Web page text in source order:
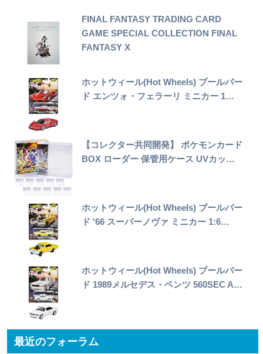
FINAL FANTASY TRADING CARD
GAME SPECIAL COLLECTION FINAL
FANTASY X
ホットウィール(Hot Wheels) ブールバー
ド エンツォ・フェラーリ ミニカー 1…
【コレクター共同開発】 ポケモンカード
BOX ローダー 保管用ケース UVカッ…
ホットウィール(Hot Wheels) ブールバー
ド '66 スーパーノヴァ ミニカー 1:6…
ホットウィール(Hot Wheels) ブールバー
ド 1989メルセデス・ベンツ 560SEC A…
最近のフォーラム